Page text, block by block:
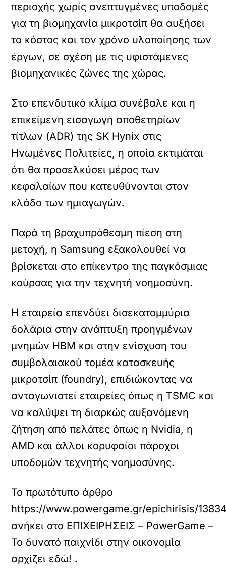
περιοχής χωρίς ανεπτυγμένες υποδομές
για τη βιομηχανία μικροτσίπ θα αυξήσει
το κόστος και τον χρόνο υλοποίησης των
έργων, σε σχέση με τις υφιστάμενες
βιομηχανικές ζώνες της χώρας.
Στο επενδυτικό κλίμα συνέβαλε και η
επικείμενη εισαγωγή αποθετηρίων
τίτλων (ADR) της SK Hynix στις
Ηνωμένες Πολιτείες, η οποία εκτιμάται
ότι θα προσελκύσει μέρος των
κεφαλαίων που κατευθύνονται στον
κλάδο των ημιαγωγών.
Παρά τη βραχυπρόθεσμη πίεση στη
μετοχή, η Samsung εξακολουθεί να
βρίσκεται στο επίκεντρο της παγκόσμιας
κούρσας για την τεχνητή νοημοσύνη.
Η εταιρεία επενδύει δισεκατομμύρια
δολάρια στην ανάπτυξη προηγμένων
μνημών HBM και στην ενίσχυση του
συμβολαιακού τομέα κατασκευής
μικροτσίπ (foundry), επιδιώκοντας να
ανταγωνιστεί εταιρείες όπως η TSMC και
να καλύψει τη διαρκώς αυξανόμενη
ζήτηση από πελάτες όπως η Nvidia, η
AMD και άλλοι κορυφαίοι πάροχοι
υποδομών τεχνητής νοημοσύνης.
Το πρωτότυπο άρθρο
https://www.powergame.gr/epichirisis/
ανήκει στο ΕΠΙΧΕΙΡΗΣΕΙΣ – PowerGame –
Το δυνατό παιχνίδι στην οικονομία
αρχίζει εδώ! .